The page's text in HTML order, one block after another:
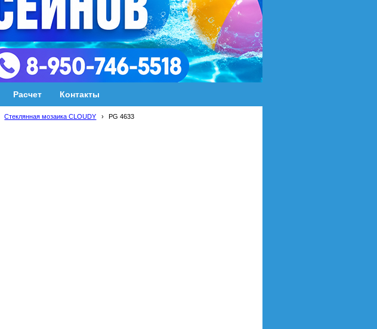
Расчет Контакты
Стеклянная мозаика CLOUDY › PG 4633